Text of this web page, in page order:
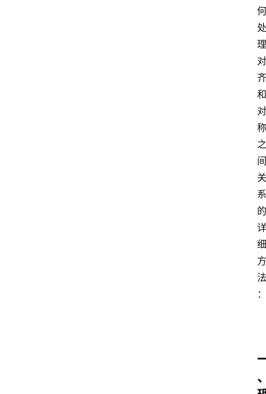
何
处
理
对
齐
和
对
称
之
间
关
系
的
详
细
方
法
：